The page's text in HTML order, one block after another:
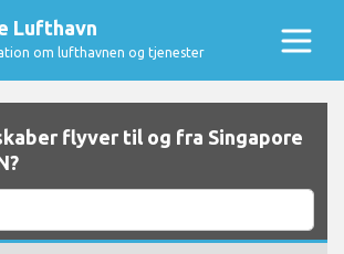
Lufthavn
om lufthavnen og tjenester
flyver til og fra Singapore